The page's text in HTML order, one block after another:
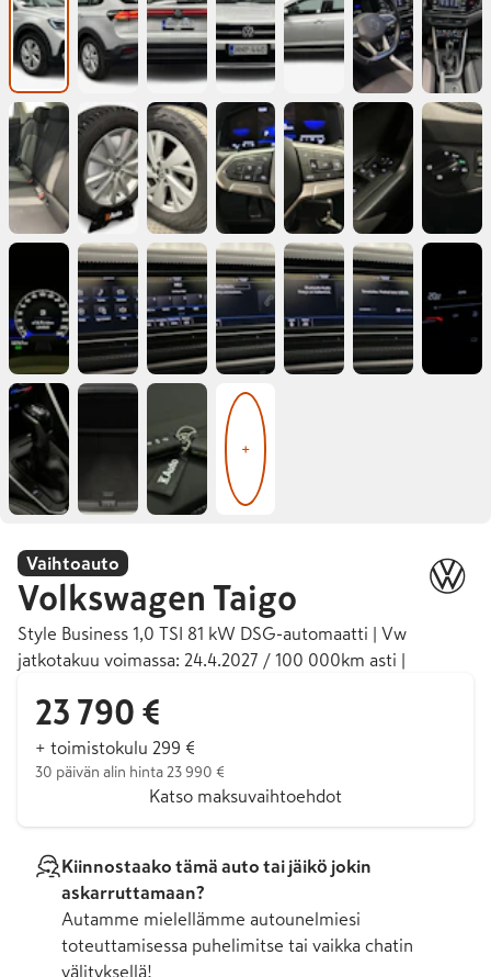
+
Vaihtoauto
Volkswagen Taigo
Style Business 1,0 TSI 81 kW DSG-automaatti | Vw
jatkotakuu voimassa: 24.4.2027 / 100 000km asti |
23 790 €
+ toimistokulu 299 €
30 päivän alin hinta 23 990 €
Katso maksuvaihtoehdot
Kiinnostaako tämä auto tai jäikö jokin
askarruttamaan?
Autamme mielellämme autounelmiesi
toteuttamisessa puhelimitse tai vaikka chatin
välityksellä!